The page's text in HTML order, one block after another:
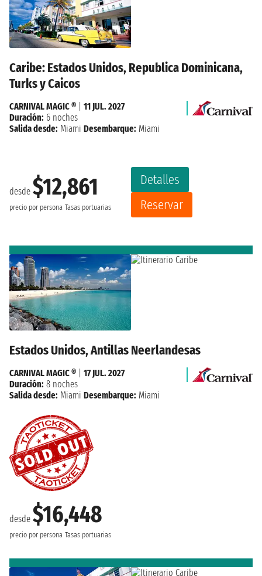
Caribe: Estados Unidos, Republica Dominicana,
Turks y Caicos
desde $12,861
precio por persona Tasas portuarias
Detalles
Reservar
CARNIVAL MAGIC ®
11 JUL. 2027
Duración: 6 noches
Salida desde: Miami Desembarque: Miami
Estados Unidos, Antillas Neerlandesas
desde $16,448
precio por persona Tasas portuarias
CARNIVAL MAGIC ®
17 JUL. 2027
Duración: 8 noches
Salida desde: Miami Desembarque: Miami